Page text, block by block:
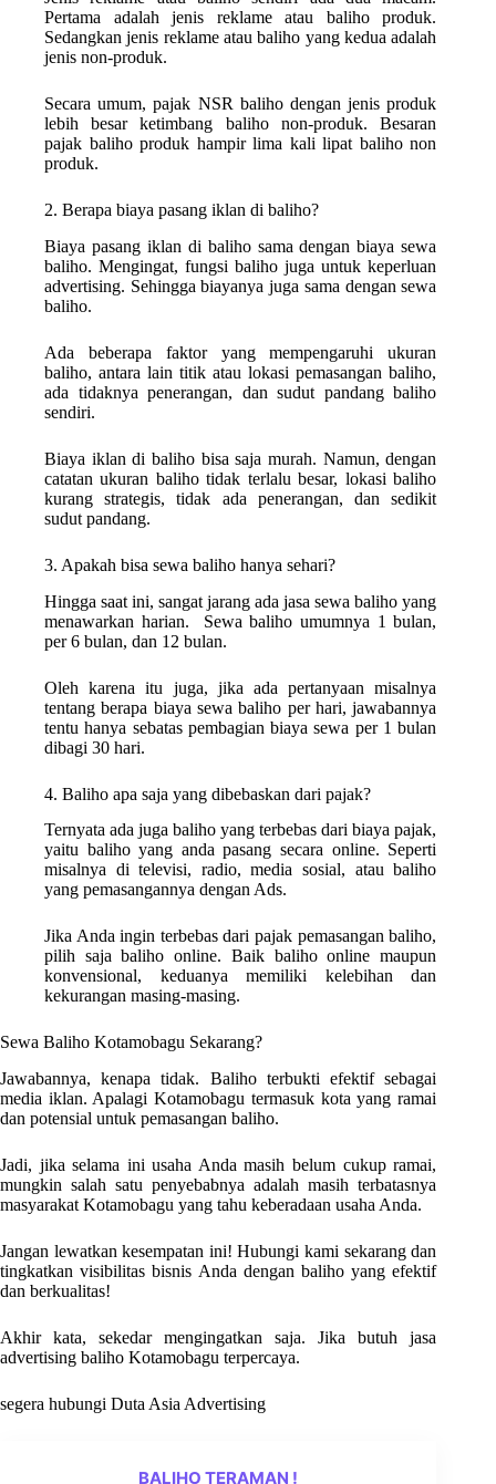
Pertama adalah jenis reklame atau baliho produk.
Sedangkan jenis reklame atau baliho yang kedua adalah
jenis non-produk.
Secara umum, pajak NSR baliho dengan jenis produk
lebih besar ketimbang baliho non-produk. Besaran
pajak baliho produk hampir lima kali lipat baliho non
produk.
2. Berapa biaya pasang iklan di baliho?
Biaya pasang iklan di baliho sama dengan biaya sewa
baliho. Mengingat, fungsi baliho juga untuk keperluan
advertising. Sehingga biayanya juga sama dengan sewa
baliho.
Ada beberapa faktor yang mempengaruhi ukuran
baliho, antara lain titik atau lokasi pemasangan baliho,
ada tidaknya penerangan, dan sudut pandang baliho
sendiri.
Biaya iklan di baliho bisa saja murah. Namun, dengan
catatan ukuran baliho tidak terlalu besar, lokasi baliho
kurang strategis, tidak ada penerangan, dan sedikit
sudut pandang.
3. Apakah bisa sewa baliho hanya sehari?
Hingga saat ini, sangat jarang ada jasa sewa baliho yang
menawarkan harian. Sewa baliho umumnya 1 bulan,
per 6 bulan, dan 12 bulan.
Oleh karena itu juga, jika ada pertanyaan misalnya
tentang berapa biaya sewa baliho per hari, jawabannya
tentu hanya sebatas pembagian biaya sewa per 1 bulan
dibagi 30 hari.
4. Baliho apa saja yang dibebaskan dari pajak?
Ternyata ada juga baliho yang terbebas dari biaya pajak,
yaitu baliho yang anda pasang secara online. Seperti
misalnya di televisi, radio, media sosial, atau baliho
yang pemasangannya dengan Ads.
Jika Anda ingin terbebas dari pajak pemasangan baliho,
pilih saja baliho online. Baik baliho online maupun
konvensional, keduanya memiliki kelebihan dan
kekurangan masing-masing.
Sewa Baliho Kotamobagu Sekarang?
Jawabannya, kenapa tidak. Baliho terbukti efektif sebagai
media iklan. Apalagi Kotamobagu termasuk kota yang ramai
dan potensial untuk pemasangan baliho.
Jadi, jika selama ini usaha Anda masih belum cukup ramai,
mungkin salah satu penyebabnya adalah masih terbatasnya
masyarakat Kotamobagu yang tahu keberadaan usaha Anda.
Jangan lewatkan kesempatan ini! Hubungi kami sekarang dan
tingkatkan visibilitas bisnis Anda dengan baliho yang efektif
dan berkualitas!
Akhir kata, sekedar mengingatkan saja. Jika butuh jasa
advertising baliho Kotamobagu terpercaya.
segera hubungi Duta Asia Advertising
BALIHO TERAMAN !